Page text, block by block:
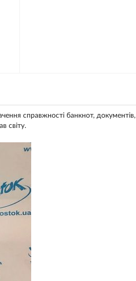
справжності банкнот, документів,
світу.